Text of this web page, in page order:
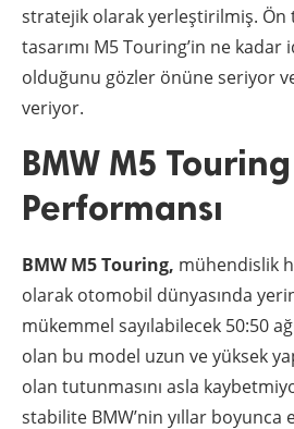
stratejik olarak yerleştirilmiş.
tasarımı M5 Touring’in ne kadar
olduğunu gözler önüne seriyor
veriyor.
BMW M5
Performansı
BMW M5 Touring, mühendislik
olarak otomobil dünyasında
mükemmel sayılabilecek 50:50
olan bu model uzun ve yüksek
olan tutunmasını asla
stabilite BMW’nin yıllar